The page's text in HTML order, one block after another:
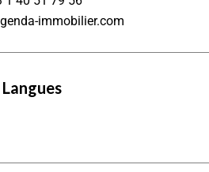
immobilier.com
Langues